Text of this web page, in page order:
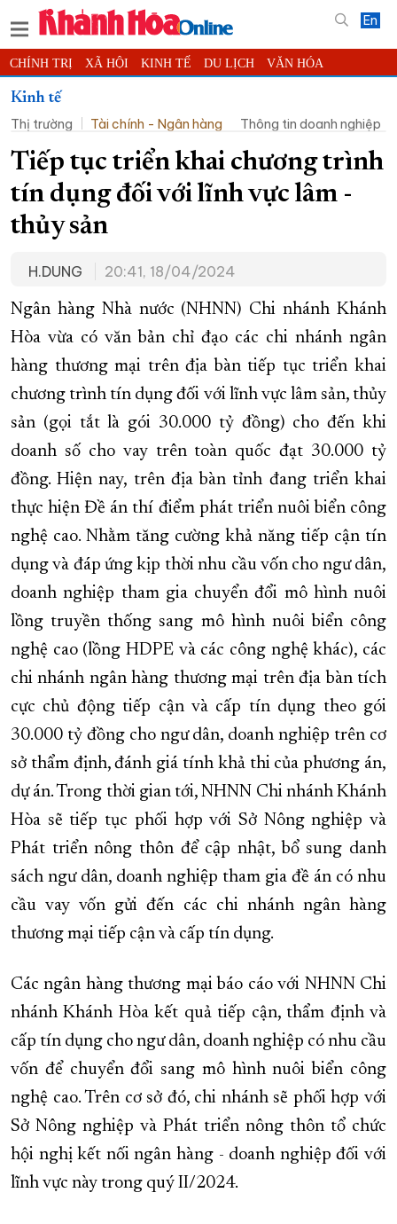
En
CHÍNH TRỊ XÃ HỘI KINH TẾ DU LỊCH VĂN HÓA
THỂ THAO
KHOA HỌC - CÔNG NGHỆ PHÁP LUẬT BẠN ĐỌC PHÓNG SỰ
THẾ GIỚI MULTIMEDIA VIDEO ĐỌC BÁO ONLINE
PODCAST THÔNG TIN - QUẢNG CÁO
QUY HOẠCH TỈNH KHÁNH HÒA
CHUNG TAY CẢI CÁCH HÀNH CHÍNH
XÂY DỰNG NÔNG THÔN MỚI LỊCH CẮT ĐIỆN
TÀU - XE - MÁY BAY
KỶ NIỆM 370 NĂM XÂY DỰNG VÀ PHÁT TRIỂN TỈNH KHÁNH HÒA
KHOẢNH KHẮC ĐẸP XỨ TRẦM
XÂY DỰNG KHÁNH HÒA TRỞ THÀNH THÀNH PHỐ TRỰC THUỘC
ĐẠI HỘI ĐẢNG CÁC CẤP TRANG CHỦ VỀ BÁO KHÁNH HÒA
Kinh tế
Thị trường
Tài chính - Ngân hàng Thông tin doanh nghiệp
Tiếp tục triển khai chương trình
tín dụng đối với lĩnh vực lâm -
thủy sản
H.DUNG 20:41, 18/04/2024
Ngân hàng Nhà nước (NHNN) Chi nhánh Khánh
Hòa vừa có văn bản chỉ đạo các chi nhánh ngân
hàng thương mại trên địa bàn tiếp tục triển khai
chương trình tín dụng đối với lĩnh vực lâm sản, thủy
sản (gọi tắt là gói 30.000 tỷ đồng) cho đến khi
doanh số cho vay trên toàn quốc đạt 30.000 tỷ
đồng. Hiện nay, trên địa bàn tỉnh đang triển khai
thực hiện Đề án thí điểm phát triển nuôi biển công
nghệ cao. Nhằm tăng cường khả năng tiếp cận tín
dụng và đáp ứng kịp thời nhu cầu vốn cho ngư dân,
doanh nghiệp tham gia chuyển đổi mô hình nuôi
lồng truyền thống sang mô hình nuôi biển công
nghệ cao (lồng HDPE và các công nghệ khác), các
chi nhánh ngân hàng thương mại trên địa bàn tích
cực chủ động tiếp cận và cấp tín dụng theo gói
30.000 tỷ đồng cho ngư dân, doanh nghiệp trên cơ
sở thẩm định, đánh giá tính khả thi của phương án,
dự án. Trong thời gian tới, NHNN Chi nhánh Khánh
Hòa sẽ tiếp tục phối hợp với Sở Nông nghiệp và
Phát triển nông thôn để cập nhật, bổ sung danh
sách ngư dân, doanh nghiệp tham gia đề án có nhu
cầu vay vốn gửi đến các chi nhánh ngân hàng
thương mại tiếp cận và cấp tín dụng.
Các ngân hàng thương mại báo cáo với NHNN Chi
nhánh Khánh Hòa kết quả tiếp cận, thẩm định và
cấp tín dụng cho ngư dân, doanh nghiệp có nhu cầu
vốn để chuyển đổi sang mô hình nuôi biển công
nghệ cao. Trên cơ sở đó, chi nhánh sẽ phối hợp với
Sở Nông nghiệp và Phát triển nông thôn tổ chức
hội nghị kết nối ngân hàng - doanh nghiệp đối với
lĩnh vực này trong quý II/2024.